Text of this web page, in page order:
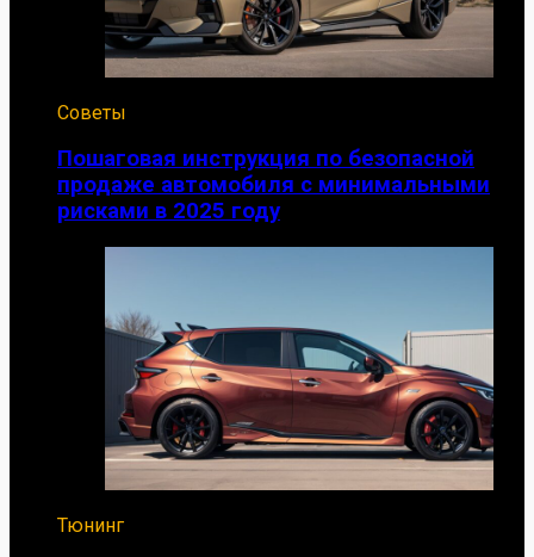
Советы
Пошаговая инструкция по безопасной
продаже автомобиля с минимальными
рисками в 2025 году
Тюнинг